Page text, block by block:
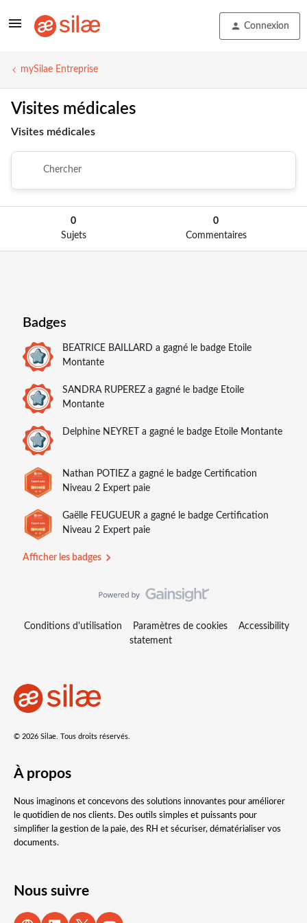
Connexion
mySilae Entreprise
Visites médicales
Visites médicales
0
Sujets
0
Commentaires
Badges
BEATRICE BAILLARD a gagné le badge Etoile
Montante
SANDRA RUPEREZ a gagné le badge Etoile
Montante
Delphine NEYRET a gagné le badge Etoile Montante
Nathan POTIEZ a gagné le badge Certification
Niveau 2 Expert paie
Gaëlle FEUGUEUR a gagné le badge Certification
Niveau 2 Expert paie
Afficher les badges
Conditions d'utilisation Paramètres de cookies
Accessibility
statement
© 2026 Silae. Tous droits réservés.
À propos
Nous imaginons et concevons des solutions innovantes pour améliorer
le quotidien de nos clients. Des outils simples et puissants pour
simplifier la gestion de la paie, des RH et sécuriser, dématérialiser vos
documents.
Nous suivre